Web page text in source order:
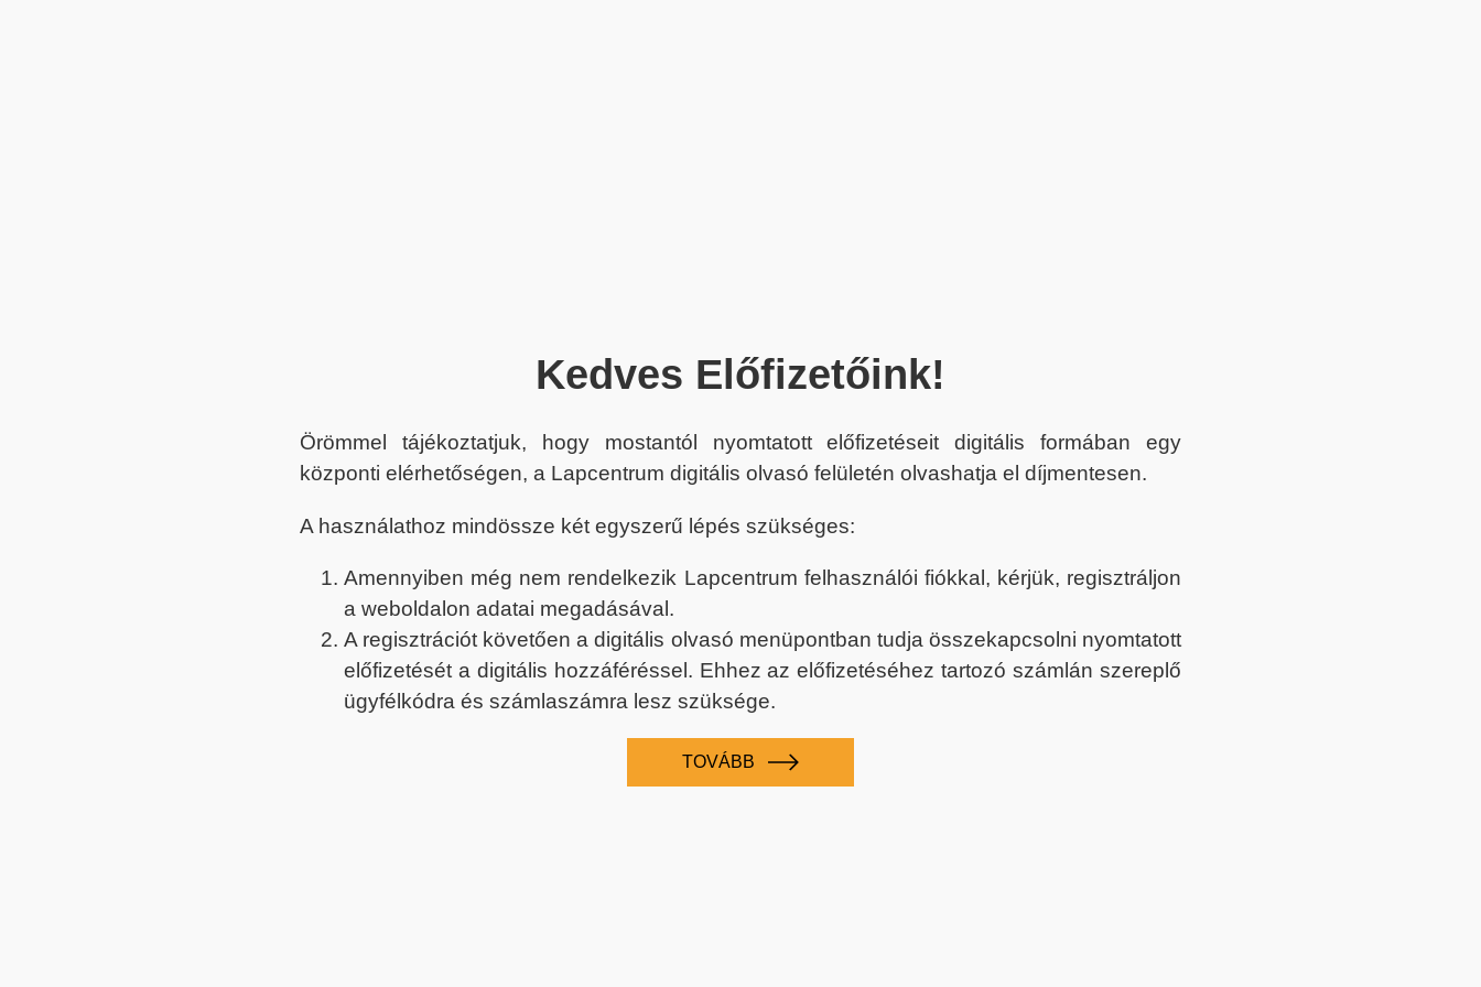
Kedves Előfizetőink!
Örömmel tájékoztatjuk, hogy mostantól nyomtatott előfizetéseit digitális formában egy
központi elérhetőségen, a Lapcentrum digitális olvasó felületén olvashatja el díjmentesen.
A használathoz mindössze két egyszerű lépés szükséges:
Amennyiben még nem rendelkezik Lapcentrum felhasználói fiókkal, kérjük, regisztráljon
a weboldalon adatai megadásával.
A regisztrációt követően a digitális olvasó menüpontban tudja összekapcsolni nyomtatott
előfizetését a digitális hozzáféréssel. Ehhez az előfizetéséhez tartozó számlán szereplő
ügyfélkódra és számlaszámra lesz szüksége.
TOVÁBB